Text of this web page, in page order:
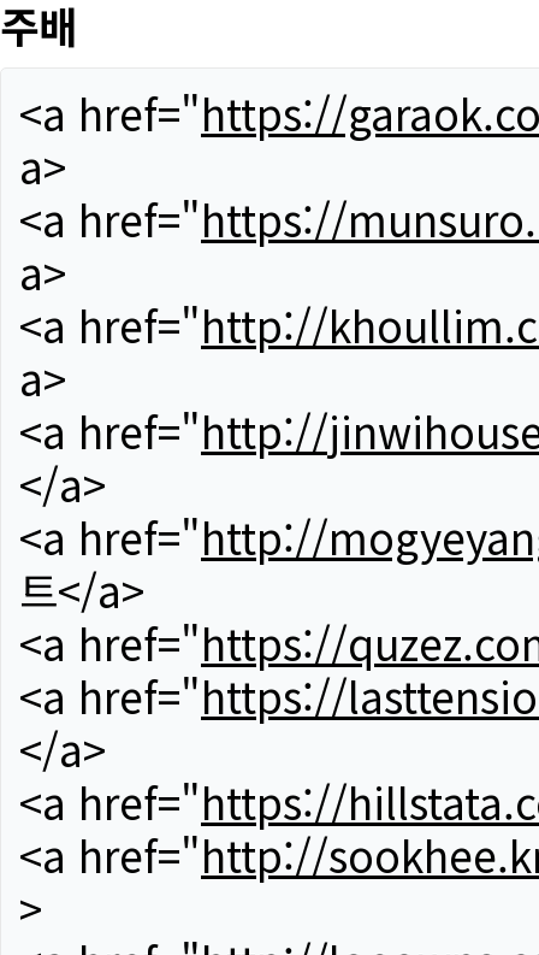
주배
<a href="https://
a>
<a href="https://
a>
<a href="http://
a>
<a href="http://
</a>
<a href="http://
트</a>
<a href="https://
<a href="https://
</a>
<a href="https://
<a href="http://
>